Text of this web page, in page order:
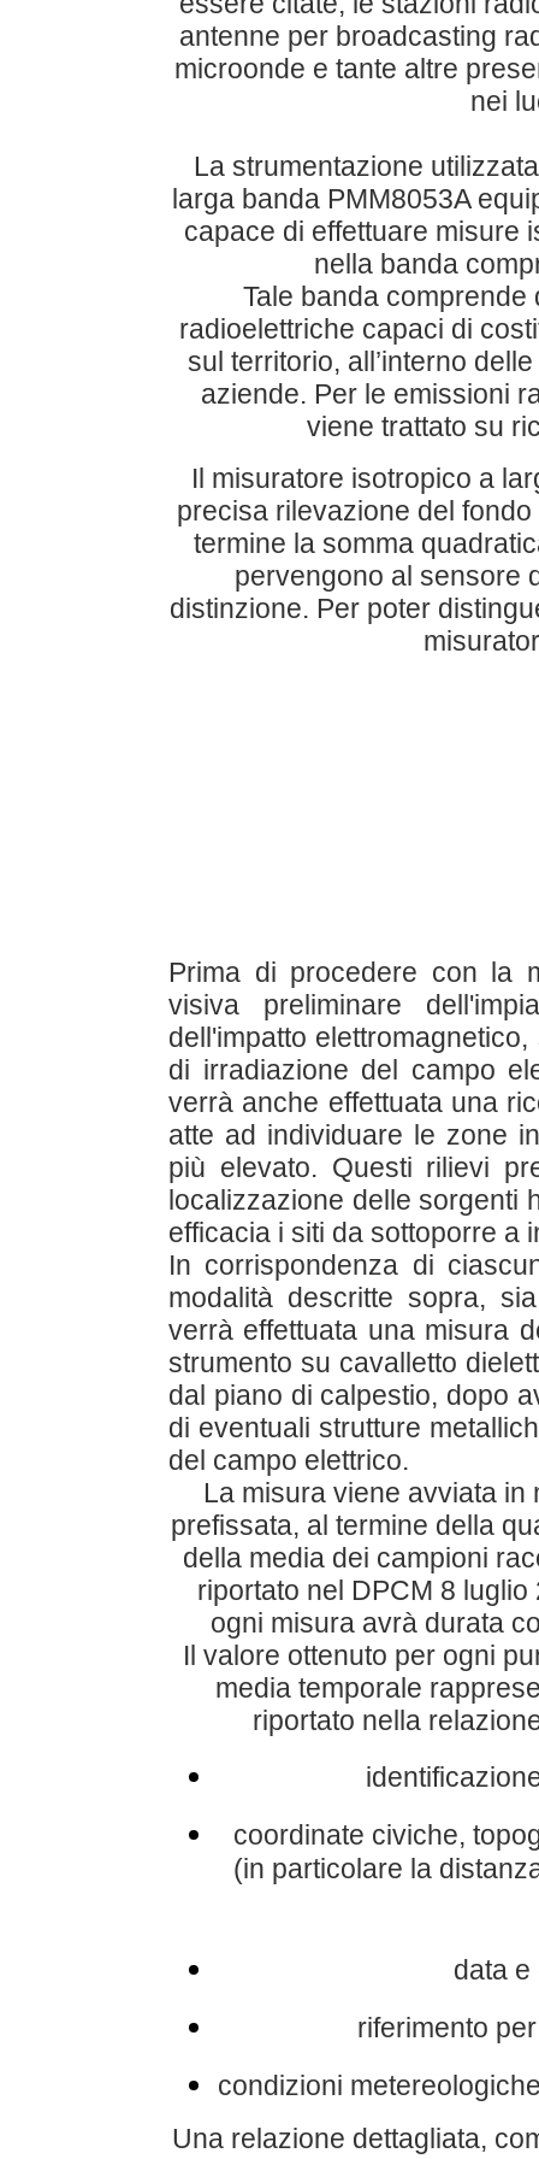
antenne per broadcasting
microonde e tante altre
nei
La strumentazione
larga banda PMM8053A
capace di effettuare misure
nella banda
Tale banda comprende
radioelettriche capaci di
sul territorio, all’interno
aziende. Per le emissioni
viene trattato su
Il misuratore isotropico a
precisa rilevazione del
termine la somma
pervengono al sensore
distinzione. Per poter
Prima di procedere con la
visiva preliminare
dell'impatto
di irradiazione del campo
verrà anche effettuata una
atte ad individuare le zone
più elevato. Questi rilievi
localizzazione delle sorgenti
efficacia i siti da sottoporre a
In corrispondenza di
modalità descritte sopra,
verrà effettuata una misura
strumento su cavalletto
dal piano di calpestio, dopo
di eventuali strutture
del campo elettrico.
La misura viene avviata in
prefissata, al termine della
della media dei campioni
riportato nel DPCM 8
ogni misura avrà durata
Il valore ottenuto per ogni
media temporale
riportato nella
coordinate civiche,
(in particolare la
data e
riferimento
condizioni
Una relazione dettagliata,